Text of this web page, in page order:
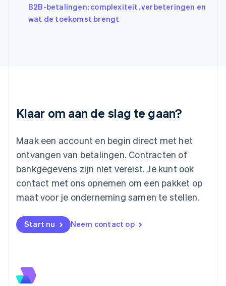
B2B-betalingen: complexiteit, verbeteringen en
wat de toekomst brengt
Klaar om aan de slag te gaan?
Maak een account en begin direct met het
ontvangen van betalingen. Contracten of
bankgegevens zijn niet vereist. Je kunt ook
contact met ons opnemen om een pakket op
maat voor je onderneming samen te stellen.
Start nu Neem contact op
Italiano English
日本語English
Luxemburg
Maleisië
Malta
English
Mexico
Español English
Nederland
Nieuw-Zeeland
English
Deutsch
Polen